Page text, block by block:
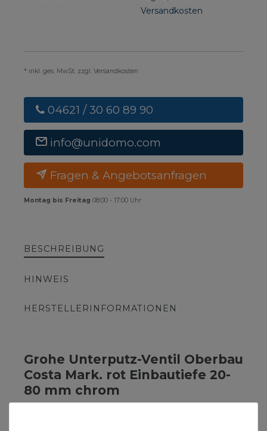
Versandkosten
* inkl. ges. MwSt. zzgl. Versandkosten
04621 / 30 60 89 90
info@unidomo.com
Fragen & Angebotsanfragen
Montag bis Freitag 08:00 - 17:00 Uhr
BESCHREIBUNG
HINWEIS
HERSTELLERINFORMATIONEN
Grohe Unterputz-Ventil Oberbau
Costa Mark. rot Einbautiefe 20-
80 mm chrom